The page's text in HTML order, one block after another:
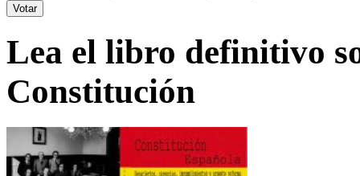
Lea el libro definitivo
Constitución